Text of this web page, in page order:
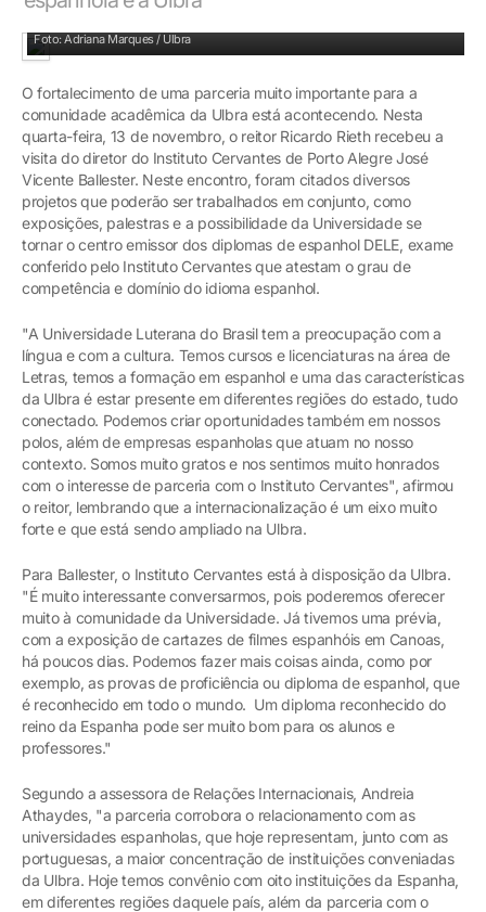
Foto: Adriana Marques / Ulbra
O fortalecimento de uma parceria muito importante para a
comunidade acadêmica da Ulbra está acontecendo. Nesta
quarta-feira, 13 de novembro, o reitor Ricardo Rieth recebeu a
visita do diretor do Instituto Cervantes de Porto Alegre José
Vicente Ballester. Neste encontro, foram citados diversos
projetos que poderão ser trabalhados em conjunto, como
exposições, palestras e a possibilidade da Universidade se
tornar o centro emissor dos diplomas de espanhol DELE, exame
conferido pelo Instituto Cervantes que atestam o grau de
competência e domínio do idioma espanhol.
"A Universidade Luterana do Brasil tem a preocupação com a
língua e com a cultura. Temos cursos e licenciaturas na área de
Letras, temos a formação em espanhol e uma das características
da Ulbra é estar presente em diferentes regiões do estado, tudo
conectado. Podemos criar oportunidades também em nossos
polos, além de empresas espanholas que atuam no nosso
contexto. Somos muito gratos e nos sentimos muito honrados
com o interesse de parceria com o Instituto Cervantes", afirmou
o reitor, lembrando que a internacionalização é um eixo muito
forte e que está sendo ampliado na Ulbra.
Para Ballester, o Instituto Cervantes está à disposição da Ulbra.
"É muito interessante conversarmos, pois poderemos oferecer
muito à comunidade da Universidade. Já tivemos uma prévia,
com a exposição de cartazes de filmes espanhóis em Canoas,
há poucos dias. Podemos fazer mais coisas ainda, como por
exemplo, as provas de proficiência ou diploma de espanhol, que
é reconhecido em todo o mundo. Um diploma reconhecido do
reino da Espanha pode ser muito bom para os alunos e
professores."
Segundo a assessora de Relações Internacionais, Andreia
Athaydes, "a parceria corrobora o relacionamento com as
universidades espanholas, que hoje representam, junto com as
portuguesas, a maior concentração de instituições conveniadas
da Ulbra. Hoje temos convênio com oito instituições da Espanha,
em diferentes regiões daquele país, além da parceria com o